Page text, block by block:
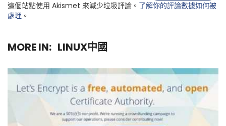
這個站點使用 Akismet 來減少垃圾評論。 了解你的評論數據如何被
處理 。
MORE IN: LINUX中國